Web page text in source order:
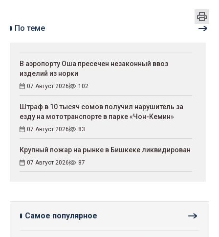
По теме
В аэропорту Оша пресечен незаконный ввоз
изделий из норки
07 Август 2026 102
Штраф в 10 тысяч сомов получил нарушитель за
езду на мототранспорте в парке «Чон-Кемин»
07 Август 2026 83
Крупный пожар на рынке в Бишкеке ликвидирован
07 Август 2026 87
Самое популярное